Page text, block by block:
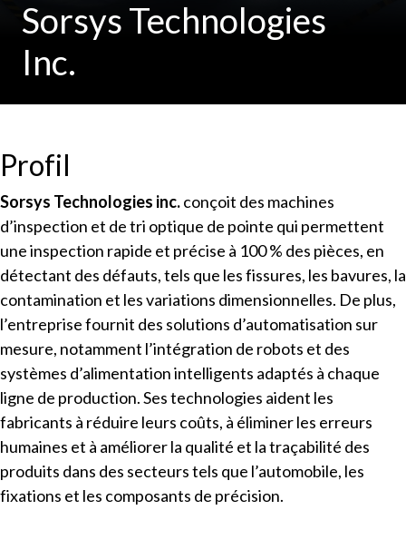
Sorsys Technologies
Inc.
Profil
Sorsys Technologies inc.conçoit des machines
d’inspection et de tri optique de pointe qui permettent
une inspection rapide et précise à 100 % des pièces, en
détectant des défauts, tels que les fissures, les bavures, la
contamination et les variations dimensionnelles. De plus,
l’entreprise fournit des solutions d’automatisation sur
mesure, notamment l’intégration de robots et des
systèmes d’alimentation intelligents adaptés à chaque
ligne de production. Ses technologies aident les
fabricants à réduire leurs coûts, à éliminer les erreurs
humaines et à améliorer la qualité et la traçabilité des
produits dans des secteurs tels que l’automobile, les
fixations et les composants de précision.